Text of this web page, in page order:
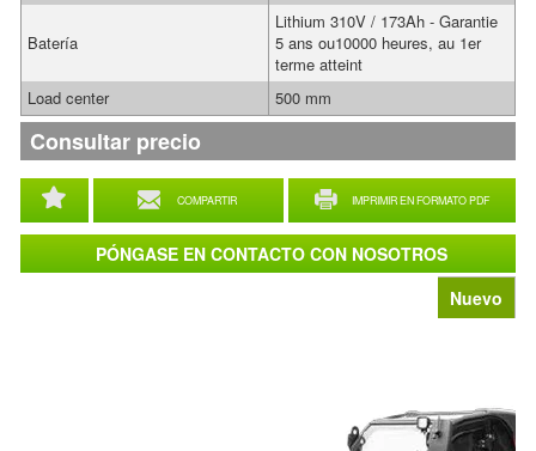
Nuevo
COMPARTIR IMPRIMIR EN FORMATO PDF
Batería
Lithium 310V / 173Ah - Garantie
5 ans ou10000 heures, au 1er
terme atteint
Load center
500 mm
Consultar precio
PÓNGASE EN CONTACTO CON NOSOTROS